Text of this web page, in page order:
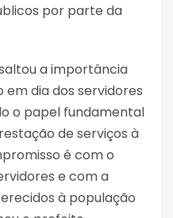
por parte da
a importância
dia dos servidores
o papel fundamental
de serviços à
é com o
e com a
à população